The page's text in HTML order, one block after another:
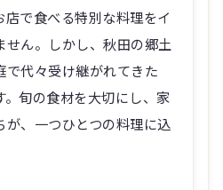
で食べる特別な料理をイ
せん。しかし、秋田の郷土
で代々受け継がれてきた
。旬の食材を大切にし、家
、一つひとつの料理に込